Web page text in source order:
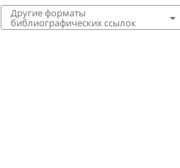
Другие форматы
библиографических ссылок